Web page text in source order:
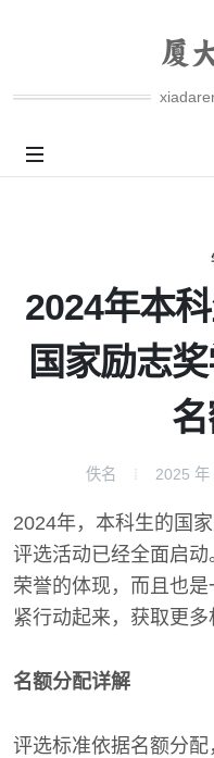
2024年本
国家励志
佚名 2025 年
2024年，本科生的国
评选活动已经全面启
荣誉的体现，而且也
紧行动起来，获取更多
名额分配详解
评选标准依据名额分